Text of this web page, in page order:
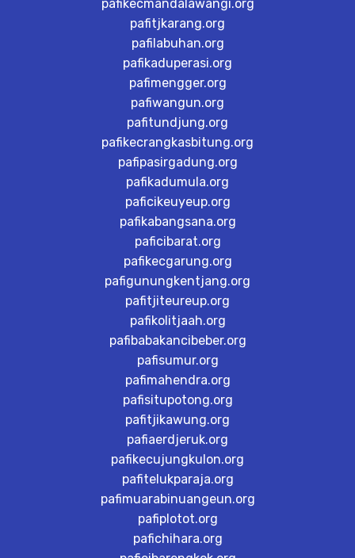
pafikecmandalawangi.org
pafitjkarang.org
pafilabuhan.org
pafikaduperasi.org
pafimengger.org
pafiwangun.org
pafitundjung.org
pafikecrangkasbitung.org
pafipasirgadung.org
pafikadumula.org
paficikeuyeup.org
pafikabangsana.org
paficibarat.org
pafikecgarung.org
pafigunungkentjang.org
pafitjiteureup.org
pafikolitjaah.org
pafibabakancibeber.org
pafisumur.org
pafimahendra.org
pafisitupotong.org
pafitjikawung.org
pafiaerdjeruk.org
pafikecujungkulon.org
pafitelukparaja.org
pafimuarabinuangeun.org
pafiplotot.org
pafichihara.org